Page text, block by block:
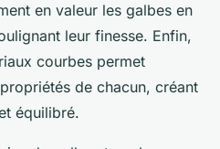
en valeur les galbes en
leur finesse. Enfin,
courbes permet
de chacun, créant
équilibré.